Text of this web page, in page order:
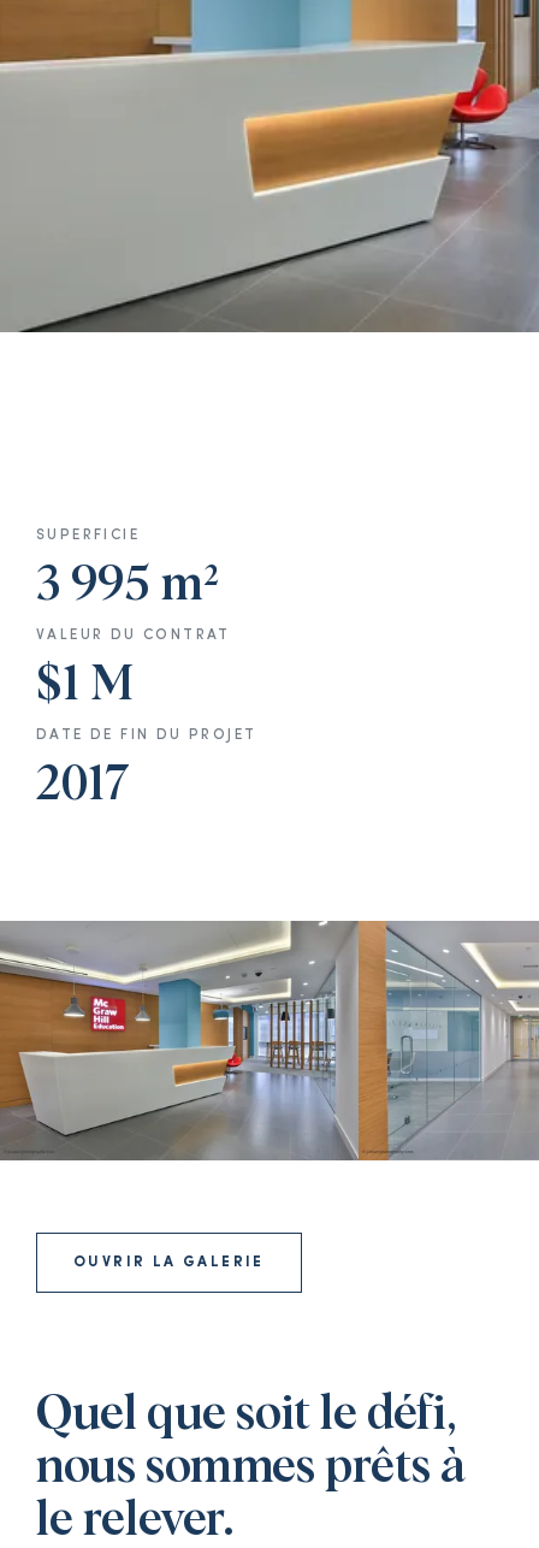
SUPERFICIE
3 995 m²
VALEUR DU CONTRAT
$1 M
DATE DE FIN DU PROJET
2017
OUVRIR LA GALERIE
Quel que soit le défi,
nous sommes prêts à
le relever.